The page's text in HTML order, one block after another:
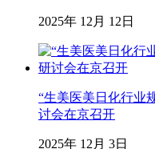
2025年 12月 12日
“生美医美日化行业
讨会在京召开
2025年 12月 3日